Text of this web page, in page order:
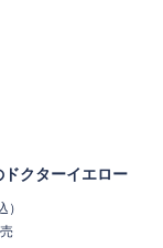
ドクターイエロー
）